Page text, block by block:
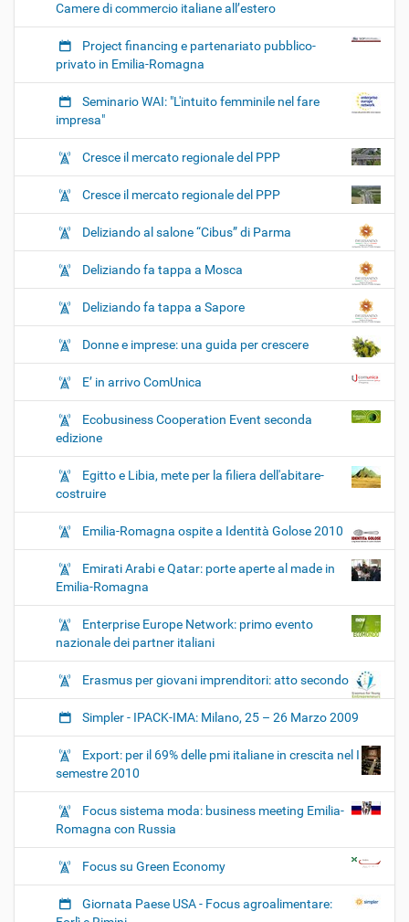
Camere di commercio italiane all’estero
Project financing e partenariato pubblico-
privato in Emilia-Romagna
Seminario WAI: "L'intuito femminile nel fare
impresa"
Cresce il mercato regionale del PPP
Cresce il mercato regionale del PPP
Deliziando al salone “Cibus” di Parma
Deliziando fa tappa a Mosca
Deliziando fa tappa a Sapore
Donne e imprese: una guida per crescere
E’ in arrivo ComUnica
Ecobusiness Cooperation Event seconda
edizione
Egitto e Libia, mete per la filiera dell'abitare-
costruire
Emilia-Romagna ospite a Identità Golose 2010
Emirati Arabi e Qatar: porte aperte al made in
Emilia-Romagna
Enterprise Europe Network: primo evento
nazionale dei partner italiani
Erasmus per giovani imprenditori: atto secondo
Simpler - IPACK-IMA: Milano, 25 – 26 Marzo 2009
Export: per il 69% delle pmi italiane in crescita nel I
semestre 2010
Focus sistema moda: business meeting Emilia-
Romagna con Russia
Focus su Green Economy
Giornata Paese USA - Focus agroalimentare: